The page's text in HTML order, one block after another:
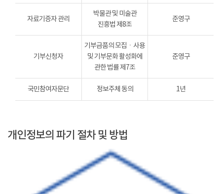
자료기증자 관리
박물관 및 미술관
진흥법 제8조
준영구
기부신청자
기부금품의 모집ㆍ사용
및 기부문화 활성화에
관한 법률 제7조
준영구
국민참여자문단 정보주체 동의 1년
개인정보의 파기 절차 및 방법